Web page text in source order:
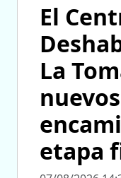
El
La
etapa